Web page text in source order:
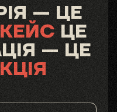
— ЦЕ
ЦЕ
— ЦЕ